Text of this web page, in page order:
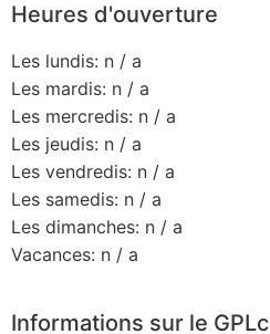
Heures d'ouverture
Les lundis: n / a
Les mardis: n / a
Les mercredis: n / a
Les jeudis: n / a
Les vendredis: n / a
Les samedis: n / a
Les dimanches: n / a
Vacances: n / a
Informations sur le GPLc